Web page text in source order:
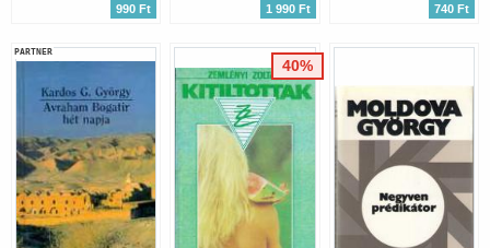
990 Ft 1 990 Ft 740 Ft
PARTNER
40%